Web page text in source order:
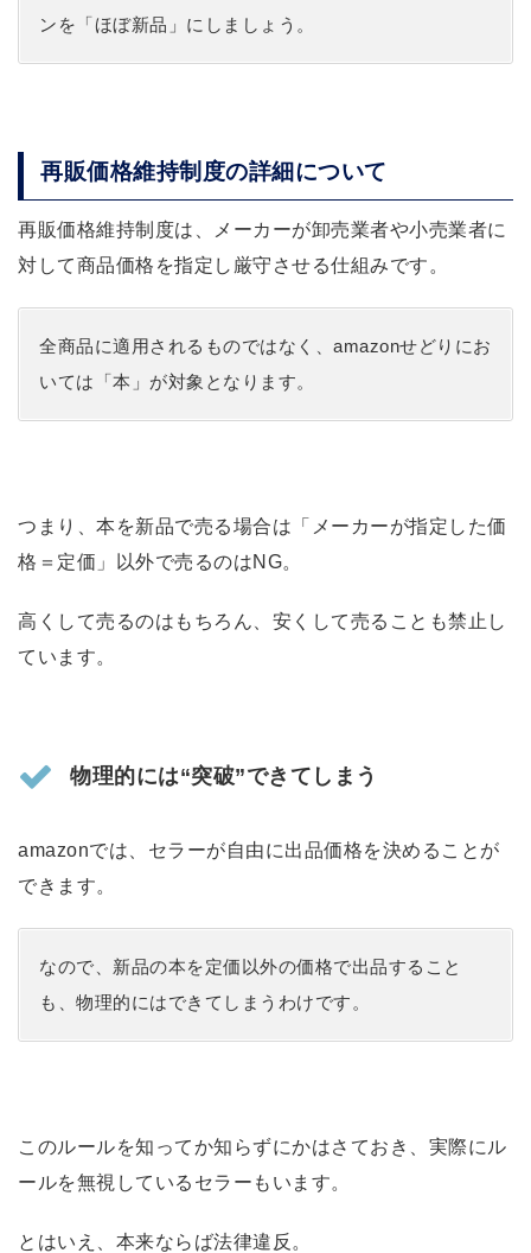
ンを「ほぼ新品」にしましょう。
再販価格維持制度の詳細について
再販価格維持制度は、メーカーが卸売業者や小売業者に
対して商品価格を指定し厳守させる仕組みです。
全商品に適用されるものではなく、amazonせどりにお
いては「本」が対象となります。
つまり、本を新品で売る場合は「メーカーが指定した価
格＝定価」以外で売るのはNG。
高くして売るのはもちろん、安くして売ることも禁止し
ています。
物理的には“突破”できてしまう
amazonでは、セラーが自由に出品価格を決めることが
できます。
なので、新品の本を定価以外の価格で出品すること
も、物理的にはできてしまうわけです。
このルールを知ってか知らずにかはさておき、実際にル
ールを無視しているセラーもいます。
とはいえ、本来ならば法律違反。